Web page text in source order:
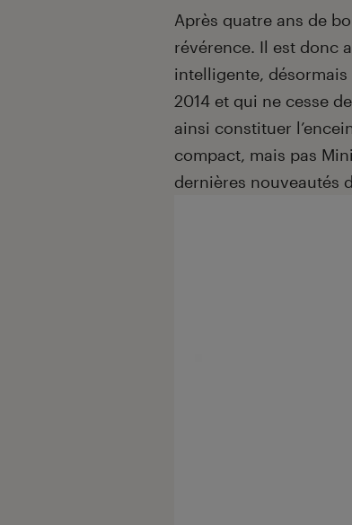
Après quatre ans de
révérence. Il est donc
intelligente,
2014 et qui ne cesse
ainsi constituer
compact, mais pas
dernières nouveautés